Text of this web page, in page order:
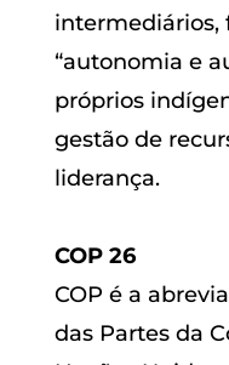
intermediários,
“autonomia e
próprios
gestão de
liderança.
COP 26
COP é a
das Partes da